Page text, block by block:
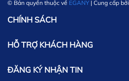
© Bản quyền thuộc về EGANY | Cung cấp bởi
CHÍNH SÁCH
HỖ TRỢ KHÁCH HÀNG
ĐĂNG KÝ NHẬN TIN